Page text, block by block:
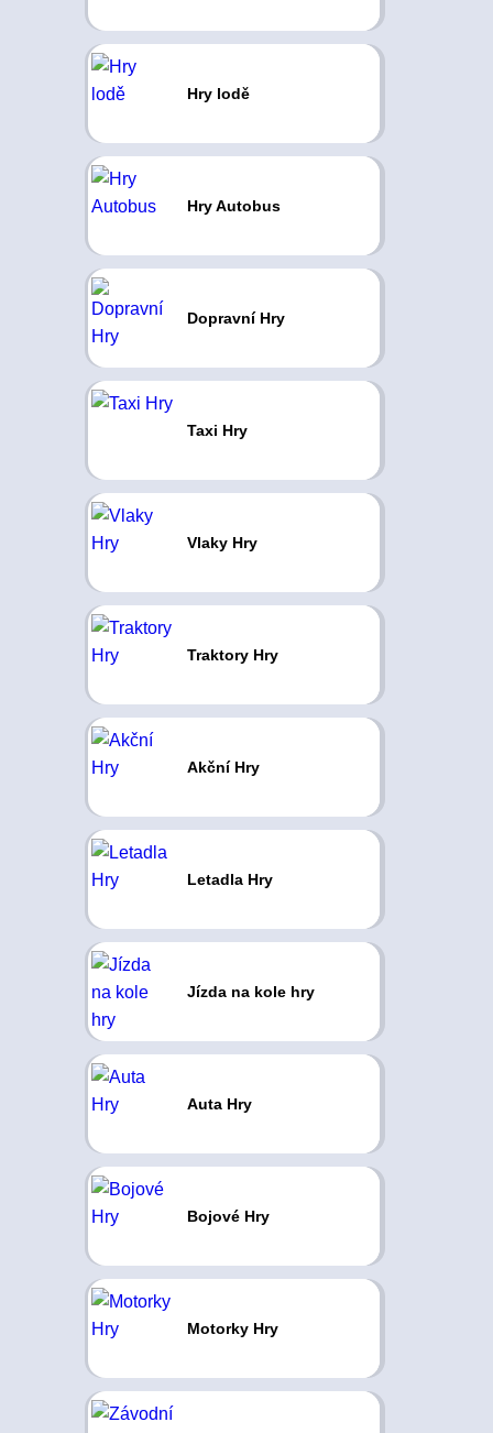
Hry lodě
Hry Autobus
Dopravní Hry
Taxi Hry
Vlaky Hry
Traktory Hry
Akční Hry
Letadla Hry
Jízda na kole hry
Auta Hry
Bojové Hry
Motorky Hry